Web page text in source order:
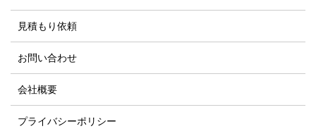
見積もり依頼
お問い合わせ
会社概要
プライバシーポリシー